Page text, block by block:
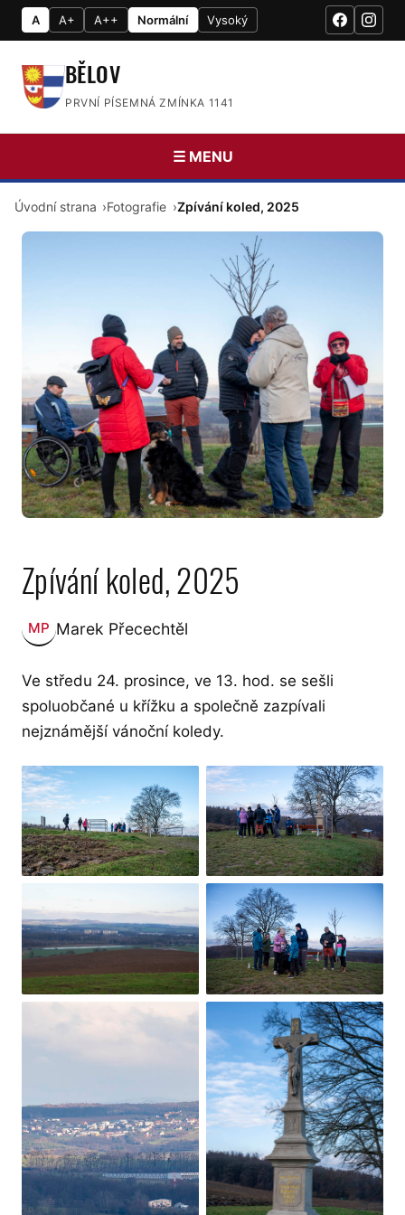
A A+ A++ Normální Vysoký
BĚLOV
PRVNÍ PÍSEMNÁ ZMÍNKA 1141
☰ MENU
Úvodní strana Fotografie Zpívání koled, 2025
Zpívání koled, 2025
MP Zveřejnil:
Marek Přecechtěl
Ve středu 24. prosince, ve 13. hod. se sešli
spoluobčané u křížku a společně zazpívali
nejznámější vánoční koledy.